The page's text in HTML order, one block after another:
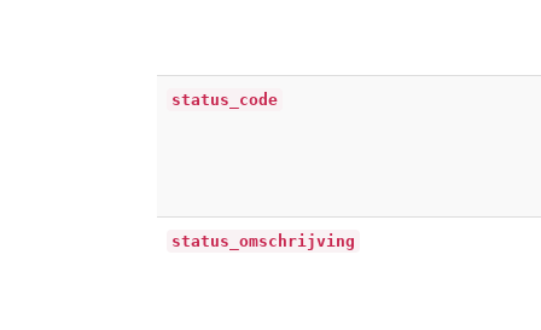
status_code
status_omschrijving